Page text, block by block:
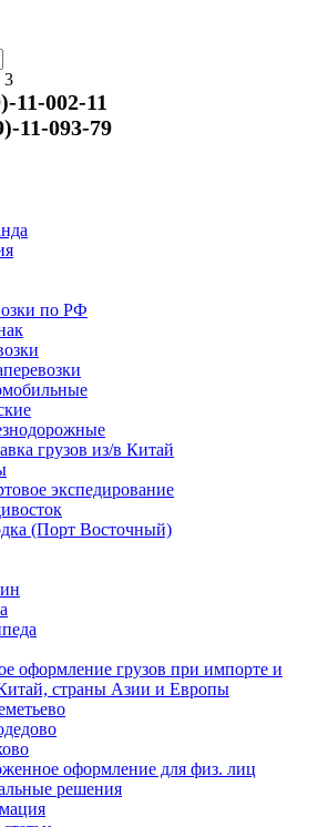
3
002-11
11-093-79
по РФ
грузов из/в Китай
экспедирование
(Порт Восточный)
оформление грузов при импорте и
страны Азии и Европы
оформление для физ. лиц
решения